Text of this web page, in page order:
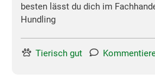
besten lässt du dich im
Hundling
Tierisch gut